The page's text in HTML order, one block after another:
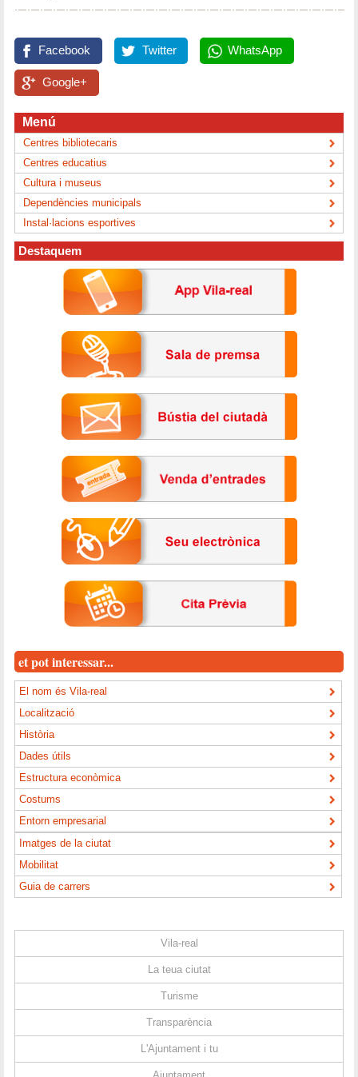
Facebook Twitter WhatsApp
Google+
Menú
Centres bibliotecaris
Centres educatius
Cultura i museus
Dependències municipals
Instal·lacions esportives
Destaquem
et pot interessar...
El nom és Vila-real
Localització
Història
Dades útils
Estructura econòmica
Costums
Entorn empresarial
Imatges de la ciutat
Mobilitat
Guia de carrers
Vila-real
La teua ciutat
Turisme
Transparència
L'Ajuntament i tu